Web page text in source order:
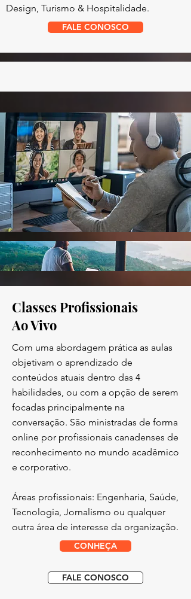
Design, Turismo & Hospitalidade.
FALE CONOSCO
Classes Profissionais
Ao Vivo
Com uma abordagem prática as aulas
objetivam o aprendizado de
conteúdos atuais dentro das 4
habilidades, ou com a opção de serem
focadas principalmente na
conversação. São ministradas de forma
online por profissionais canadenses de
reconhecimento no mundo acadêmico
e corporativo.
​Áreas profissionais: Engenharia, Saúde,
Tecnologia, Jornalismo ou qualquer
outra área de interesse da organização.
CONHEÇA
FALE CONOSCO